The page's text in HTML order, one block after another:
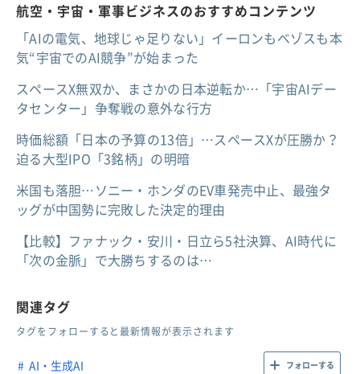
航空・宇宙・軍事ビジネスのおすすめコンテンツ
「AIの電気、地球じゃ足りない」イーロンもベゾスも本
気“宇宙でのAI競争”が始まった
スペースX無双か、まさかの日本逆転か…「宇宙AIデー
タセンター」争奪戦の意外な行方
時価総額「日本の予算の13倍」…スペースXが圧勝か？
迫る大型IPO「3銘柄」の明暗
米国も落胆…ソニー・ホンダのEV車発売中止、最強タ
ッグが中国勢に完敗した決定的理由
【比較】ファナック・安川・日立ら5社決算、AI時代に
「次の金脈」で大勝ちするのは…
関連タグ
タグをフォローすると最新情報が表示されます
AI・生成AI フォローする